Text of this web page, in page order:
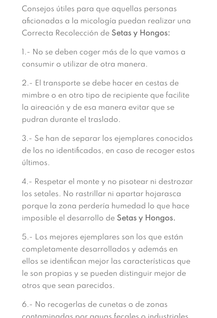
Consejos útiles para que aquellas personas
aficionadas a la micología puedan realizar una
Correcta Recolección deSetas y Hongos:
1.- No se deben coger más de lo que vamos a
consumir o utilizar de otra manera.
2.- El transporte se debe hacer en cestas de
mimbre o en otro tipo de recipiente que facilite
la aireación y de esa manera evitar que se
pudran durante el traslado.
3.- Se han de separar los ejemplares conocidos
de los no identificados, en caso de recoger estos
últimos.
4.- Respetar el monte y no pisotear ni destrozar
los setales. No rastrillar ni apartar hojarasca
porque la zona perdería humedad lo que hace
imposible el desarrollo de Setas y Hongos.
5.- Los mejores ejemplares son los que están
completamente desarrollados y además en
ellos se identifican mejor las características que
le son propias y se pueden distinguir mejor de
otros que sean parecidos.
6.- No recogerlas de cunetas o de zonas